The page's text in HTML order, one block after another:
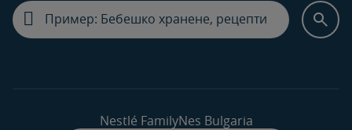
Nestlé FamilyNes Bulgaria